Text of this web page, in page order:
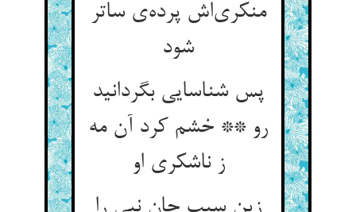
منکری‌اش پرده‌ی ساتر
شود
پس شناسایی بگردانید
رو ** خشم کرد آن مه
ز ناشکری او